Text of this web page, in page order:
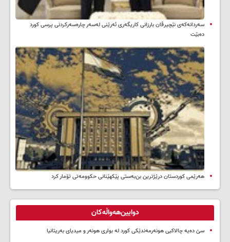
سه‌ردانه‌کەی نێچیرڤان بارزانی كاریگه‌ری ئه‌رێنی له‌سه‌ر چاره‌سه‌ركردنی پرسی كورد
ده‌بێت
هەرێمی کوردستان درێژترین بن‌بەستی پێکهێنانی حکوومەتی تۆمار کرد
دوایین‌هەواڵەکان
سێ دەیە چالاکیی هونەرمەندێکی کورد لە بواری هونەر و میدیای بەریتانیا